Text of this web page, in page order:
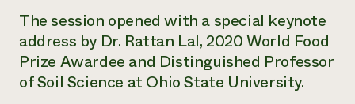
Buscar prácticas
Contratar a un becario
The session opened with a special keynote
address by Dr. Rattan Lal, 2020 World Food
Prize Awardee and Distinguished Professor
of Soil Science at Ohio State University.